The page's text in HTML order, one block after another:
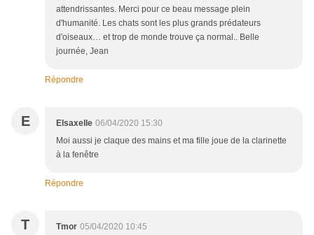
attendrissantes. Merci pour ce beau message plein
d'humanité. Les chats sont les plus grands prédateurs
d'oiseaux… et trop de monde trouve ça normal.. Belle
journée, Jean
Répondre
E Elsaxelle 06/04/2020 15:30
Moi aussi je claque des mains et ma fille joue de la clarinette
à la fenêtre
Répondre
T Tmor 05/04/2020 10:45